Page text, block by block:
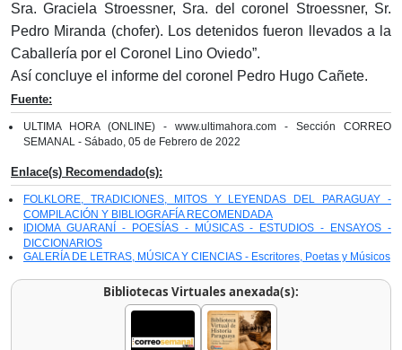
Sra. Graciela Stroessner, Sra. del coronel Stroessner, Sr.
Pedro Miranda (chofer). Los detenidos fueron llevados a la
Caballería por el Coronel Lino Oviedo”.
Así concluye el informe del coronel Pedro Hugo Cañete.
Fuente:
ULTIMA HORA (ONLINE) - www.ultimahora.com - Sección CORREO
SEMANAL - Sábado, 05 de Febrero de 2022
Enlace(s) Recomendado(s):
FOLKLORE, TRADICIONES, MITOS Y LEYENDAS DEL PARAGUAY -
COMPILACIÓN Y BIBLIOGRAFÍA RECOMENDADA
IDIOMA GUARANÍ - POESÍAS - MÚSICAS - ESTUDIOS - ENSAYOS -
DICCIONARIOS
GALERÍA DE LETRAS, MÚSICA Y CIENCIAS - Escritores, Poetas y Músicos
Bibliotecas Virtuales anexada(s):